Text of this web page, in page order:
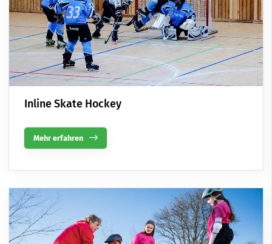
Inline Skate Hockey
Mehr erfahren